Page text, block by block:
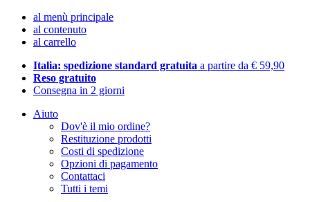
al menù principale
al contenuto
al carrello
Italia: spedizione standard gratuita a partire da € 59,90
Reso gratuito
Consegna in 2 giorni
Aiuto
Dov'è il mio ordine?
Restituzione prodotti
Costi di spedizione
Opzioni di pagamento
Contattaci
Tutti i temi